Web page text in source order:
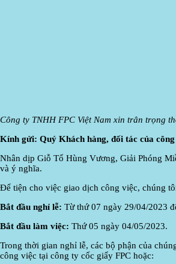
Công ty TNHH FPC Việt Nam xin trân trọng
Kính gửi: Quý Khách hàng, đối tác của
Nhân dịp Giỗ Tổ Hùng Vương, Giải Phóng
và ý nghĩa.
Để tiện cho việc giao dịch công việc, chúng
Bắt đầu nghỉ lễ: Từ thứ 07 ngày 29/04/2023
Bắt đầu làm việc: Thứ 05 ngày 04/05/2023.
Trong thời gian nghỉ lễ, các bộ phận của
công việc tại công ty cốc giấy FPC hoặc: